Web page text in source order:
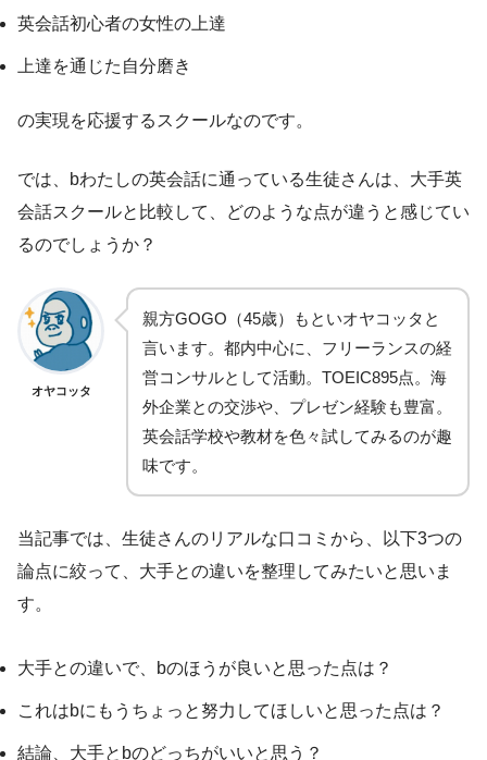
英会話初心者の女性の上達
上達を通じた自分磨き
の実現を応援するスクールなのです。
では、bわたしの英会話に通っている生徒さんは、大手英
会話スクールと比較して、どのような点が違うと感じてい
るのでしょうか？
オヤコッタ
親方GOGO（45歳）もといオヤコッタと
言います。都内中心に、フリーランスの経
営コンサルとして活動。TOEIC895点。海
外企業との交渉や、プレゼン経験も豊富。
英会話学校や教材を色々試してみるのが趣
味です。
当記事では、生徒さんのリアルな口コミから、以下3つの
論点に絞って、大手との違いを整理してみたいと思いま
す。
大手との違いで、bのほうが良いと思った点は？
これはbにもうちょっと努力してほしいと思った点は？
結論、大手とbのどっちがいいと思う？